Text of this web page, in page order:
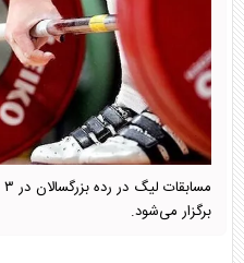
برگزار می‌شود.